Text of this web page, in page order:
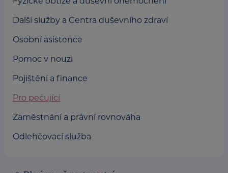
Další služby a Centra duševního zdraví
Osobní asistence
Pomoc v nouzi
Pojištění a finance
Pro pečující
Zaměstnání a právní rovnováha
Odlehčovací služba